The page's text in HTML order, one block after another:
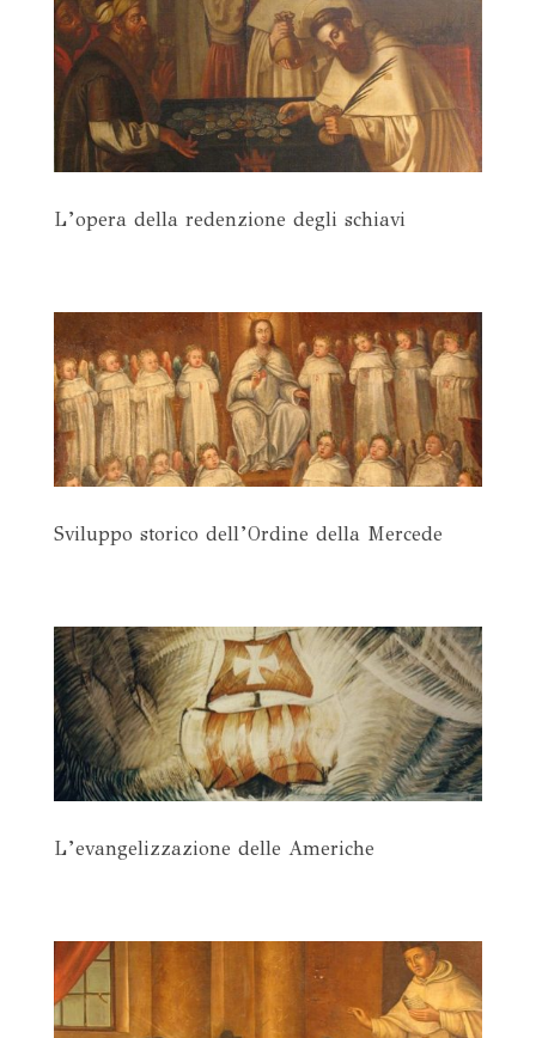
L’opera della redenzione degli schiavi
Sviluppo storico dell’Ordine della Mercede
L’evangelizzazione delle Americhe